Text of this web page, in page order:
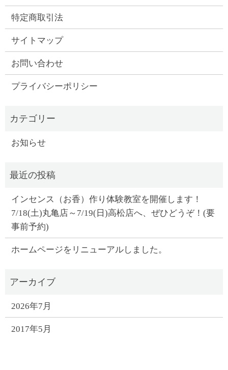
特定商取引法
サイトマップ
お問い合わせ
プライバシーポリシー
お知らせ
インセンス（お香）作り体験教室を開催します！
7/18(土)丸亀店～7/19(日)高松店へ、ぜひどうぞ！(要
事前予約)
ホームページをリニューアルしました。
2026年7月
2017年5月